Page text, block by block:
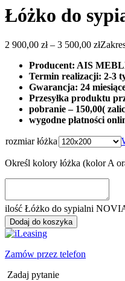
Łóżko do
2 900,00 zł – 3 500,00 zł
Producent: AIS
Termin realizacji: 2-3
Gwarancja: 24
Przesyłka produktu
pobranie – 150,00(
wygodne płatności
rozmiar łóżka
Określ kolory łóżka (kolor A
ilość Łóżko do sypialni
Dodaj do koszyka
Zamów przez telefon
Zadaj pytanie